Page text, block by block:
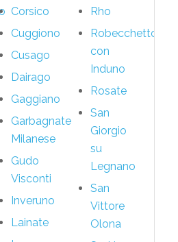
Corsico
Cuggiono
Cusago
Dairago
Gaggiano
Garbagnate
Milanese
Gudo
Visconti
Inveruno
Lainate
Rho
Robecchetto
con
Induno
Rosate
San
Giorgio
su
Legnano
San
Vittore
Olona